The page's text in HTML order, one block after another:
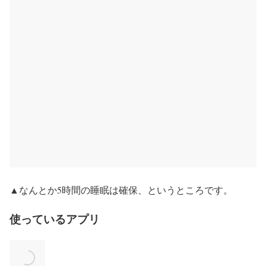
▲なんとか5時間の睡眠は確保、というところです。
使っているアプリ